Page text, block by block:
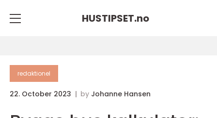
HUSTIPSET.no
redaktionel
22. October 2023 by Johanne Hansen